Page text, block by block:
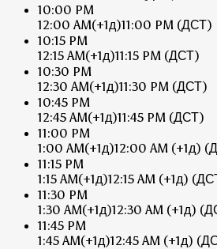
10:00 PM
12:00 AM(+1д)11:00 PM (ДСТ)
10:15 PM
12:15 AM(+1д)11:15 PM (ДСТ)
10:30 PM
12:30 AM(+1д)11:30 PM (ДСТ)
10:45 PM
12:45 AM(+1д)11:45 PM (ДСТ)
11:00 PM
1:00 AM(+1д)12:00 AM (+1д)
11:15 PM
1:15 AM(+1д)12:15 AM (+1д)
11:30 PM
1:30 AM(+1д)12:30 AM (+1д)
11:45 PM
1:45 AM(+1д)12:45 AM (+1д)